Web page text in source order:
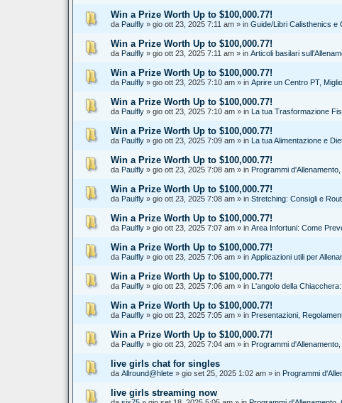
Win a Prize Worth Up to $100,000.77!
da Paulfly » gio ott 23, 2025 7:11 am » in Guide/Libri Calisthenics e
Win a Prize Worth Up to $100,000.77!
da Paulfly » gio ott 23, 2025 7:11 am » in Articoli basilari
Win a Prize Worth Up to $100,000.77!
da Paulfly » gio ott 23, 2025 7:10 am » in Aprire un Centro PT,
Win a Prize Worth Up to $100,000.77!
da Paulfly » gio ott 23, 2025 7:10 am » in La tua Trasformazione
Win a Prize Worth Up to $100,000.77!
da Paulfly » gio ott 23, 2025 7:09 am » in La tua Alimentazione e
Win a Prize Worth Up to $100,000.77!
da Paulfly » gio ott 23, 2025 7:08 am » in Programmi
Win a Prize Worth Up to $100,000.77!
da Paulfly » gio ott 23, 2025 7:08 am » in Stretching: Consigli e
Win a Prize Worth Up to $100,000.77!
da Paulfly » gio ott 23, 2025 7:07 am » in Area Infortuni: Come
Win a Prize Worth Up to $100,000.77!
da Paulfly » gio ott 23, 2025 7:06 am » in Applicazioni utili per
Win a Prize Worth Up to $100,000.77!
da Paulfly » gio ott 23, 2025 7:06 am » in L'angolo della
Win a Prize Worth Up to $100,000.77!
da Paulfly » gio ott 23, 2025 7:05 am » in Presentazioni,
Win a Prize Worth Up to $100,000.77!
da Paulfly » gio ott 23, 2025 7:04 am » in Programmi
live girls chat for singles
da Allround@hlete » gio set 25, 2025 1:02 am » in Programmi
live girls streaming now